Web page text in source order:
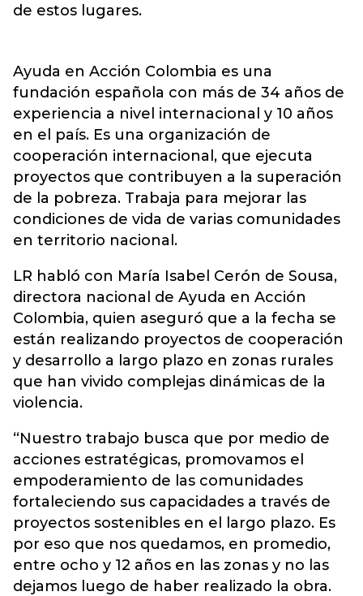
de estos lugares.
Ayuda en Acción Colombia es una
fundación española con más de 34 años de
experiencia a nivel internacional y 10 años
en el país. Es una organización de
cooperación internacional, que ejecuta
proyectos que contribuyen a la superación
de la pobreza. Trabaja para mejorar las
condiciones de vida de varias comunidades
en territorio nacional.
LR habló con María Isabel Cerón de Sousa,
directora nacional de Ayuda en Acción
Colombia, quien aseguró que a la fecha se
están realizando proyectos de cooperación
y desarrollo a largo plazo en zonas rurales
que han vivido complejas dinámicas de la
violencia.
“Nuestro trabajo busca que por medio de
acciones estratégicas, promovamos el
empoderamiento de las comunidades
fortaleciendo sus capacidades a través de
proyectos sostenibles en el largo plazo. Es
por eso que nos quedamos, en promedio,
entre ocho y 12 años en las zonas y no las
dejamos luego de haber realizado la obra.